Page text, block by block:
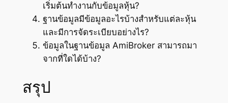
เริ่มต้นทำงานกับข้อมูลหุ้น?
ฐานข้อมูลมีข้อมูลอะไรบ้างสำหรับแต่ละหุ้น
และมีการจัดระเบียบอย่างไร?
ข้อมูลในฐานข้อมูล AmiBroker สามารถมา
จากที่ใดได้บ้าง?
สรุป